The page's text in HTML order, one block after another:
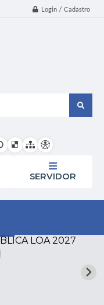
Login / Cadastro
SERVIDOR